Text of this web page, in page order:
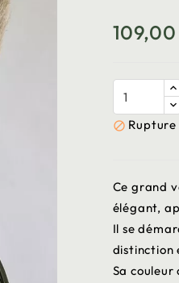
 Rupture
Ce grand
élégant,
Il se
distinction
Sa